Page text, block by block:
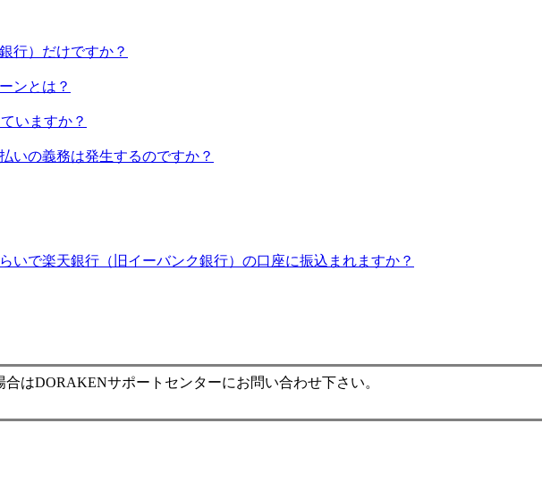
行）だけですか？
ンとは？
いますか？
いの義務は発生するのですか？
いで楽天銀行（旧イーバンク銀行）の口座に振込まれますか？
はDORAKENサポートセンターにお問い合わせ下さい。